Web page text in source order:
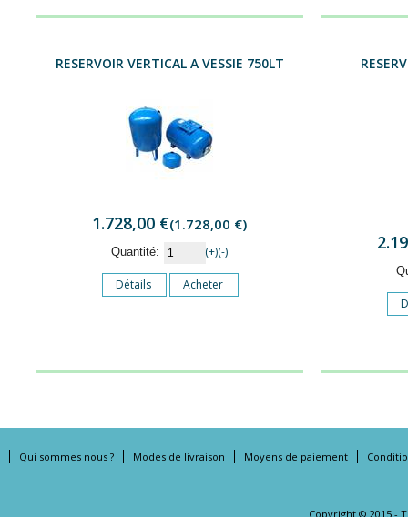
RESERVOIR VERTICAL A VESSIE 750LT
1.728,00 €(1.728,00 €)
Quantité: (+)(-)
Détails Acheter
Qui sommes nous ? Modes de livraison Moyens de paiement
Copyright © 2015 -